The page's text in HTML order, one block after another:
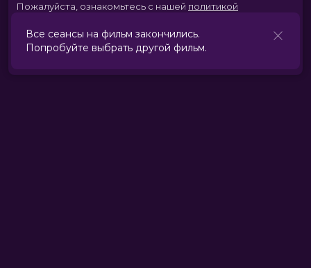
Все сеансы на фильм закончились.
Попробуйте выбрать другой фильм.
Пожалуйста, ознакомьтесь с нашей политикой
Принять